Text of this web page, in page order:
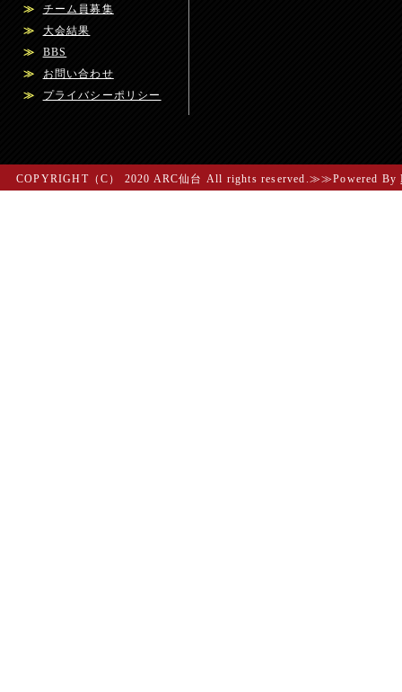
≫
チーム員募集
≫
大会結果
≫
BBS
≫
お問い合わせ
≫
プライバシーポリシー
COPYRIGHT（C） 2020 ARC仙台 All rights reserved.≫≫Powered By